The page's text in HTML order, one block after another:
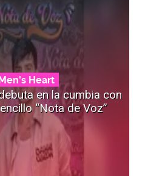
Heart
en la cumbia con
“Nota de Voz”